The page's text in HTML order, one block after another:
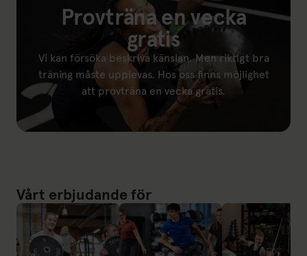
Provträna en vecka
gratis
Vi kan försöka beskriva känslan. Men riktigt bra
träning måste upplevas. Hos oss finns möjlighet
att provträna en vecka gratis.
Vårt erbjudande för